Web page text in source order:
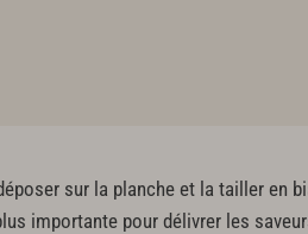
sur la planche et la tailler en
importante pour délivrer les